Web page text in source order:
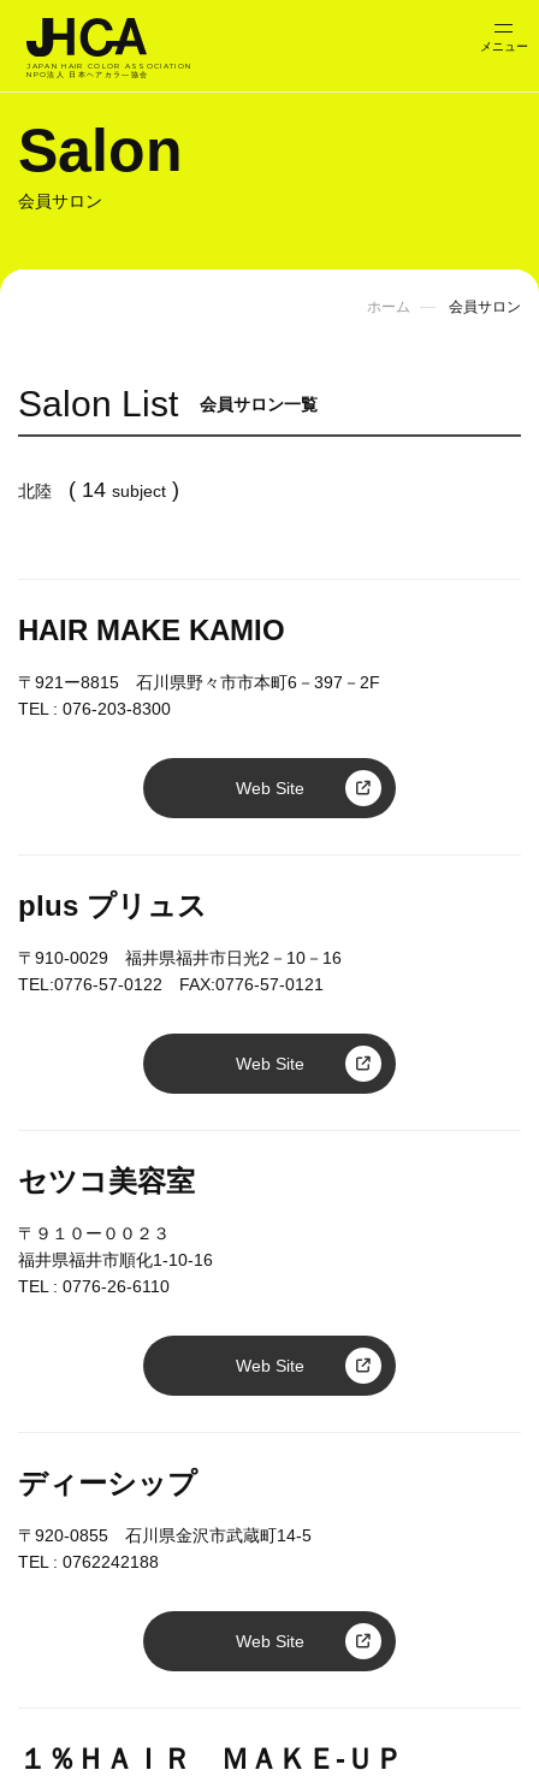
JAPAN HAIR COLOR ASSOCIATION
NPO法人 日本ヘアカラ―協会
Salon
会員サロン
ホーム 会員サロン
Salon List 会員サロン一覧
北陸 ( 14 subject )
HAIR MAKE KAMIO
〒921ー8815 石川県野々市市本町6－397－2F
TEL : 076-203-8300
Web Site
plus プリュス
〒910-0029 福井県福井市日光2－10－16
TEL:0776-57-0122 FAX:0776-57-0121
Web Site
セツコ美容室
〒９１０ー００２３
福井県福井市順化1-10-16
TEL : 0776-26-6110
Web Site
ディーシップ
〒920-0855 石川県金沢市武蔵町14-5
TEL : 0762242188
Web Site
１％ＨＡＩＲ ＭＡＫＥ-ＵＰ